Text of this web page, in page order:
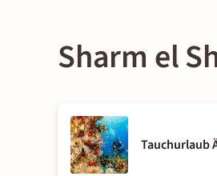
Sharm el
Tauchurlaub